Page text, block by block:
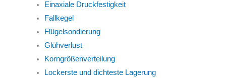
Einaxiale Druckfestigkeit
Fallkegel
Flügelsondierung
Glühverlust
Korngrößenverteilung
Lockerste und dichteste Lagerung